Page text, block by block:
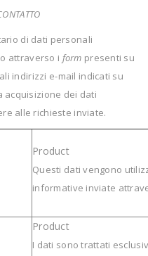
di dati personali
attraverso i form presenti su
indirizzi e-mail indicati su
acquisizione dei dati
alle richieste inviate.
Questi dati vengono
informative inviate
I dati sono trattati